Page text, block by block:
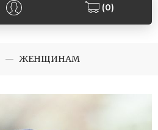
(0)
ЖЕНЩИНАМ